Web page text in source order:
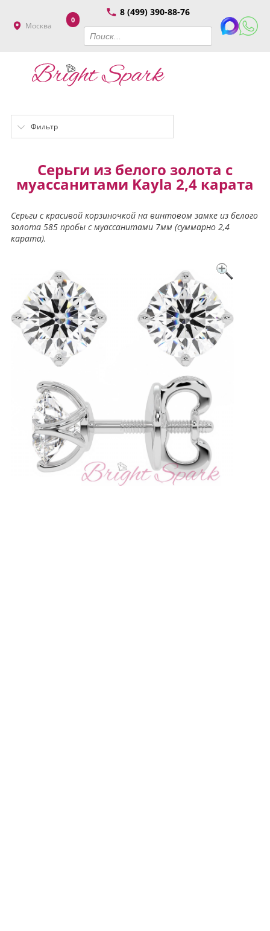
Москва
8 (499) 390-88-76
0
Фильтр
Серьги из белого золота с
муассанитами Kayla 2,4 карата
Серьги с красивой корзиночкой на винтовом замке из белого
золота 585 пробы с муассанитами 7мм (суммарно 2,4
карата).